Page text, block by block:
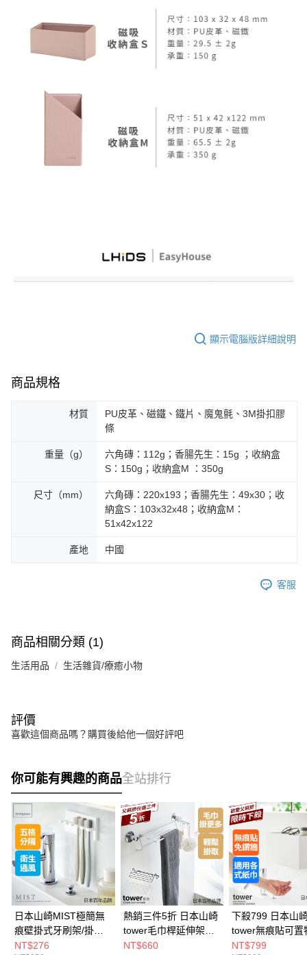
顯示電腦版詳細說明
商品規格
材質
PU皮革、磁鐵、鐵片、魔鬼氈、3M掛扣膠
條
重量（g）
六角磚：112g；香腸先生：15g ；收納盒
S：150g；收納盒M ：350g
尺寸（mm）
六角磚：220x193；香腸先生：49x30；收
納盒S：103x32x48；收納盒M：
51x42x122
產地 中國
客服
商品相關分類 (1)
生活用品 生活雜貨/療癒小物
評價
喜歡這個商品嗎？購買後給他一個好評吧
你可能有興趣的商品全站排行
日本山崎MIST極簡無
痕壁掛式牙刷架/掛架/
無痕牙刷架/浴室收納
NT$276
熱銷三件5折 日本山崎
tower毛巾桿延伸架
(白)/免打孔毛巾架/毛
NT$660
下殺799 日本山
tower無痕貼可置
生紙架(白)/可調
NT$799